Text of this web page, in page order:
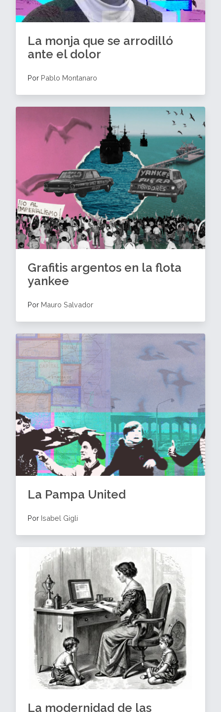
La monja que se arrodilló
ante el dolor
Por Pablo Montanaro
Grafitis argentos en la flota
yankee
Por Mauro Salvador
La Pampa United
Por Isabel Gigli
La modernidad de las